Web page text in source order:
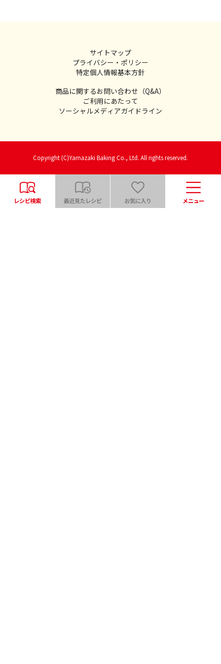
サイトマップ
プライバシー・ポリシー
特定個人情報基本方針
商品に関するお問い合わせ（Q&A）
ご利用にあたって
ソーシャルメディアガイドライン
Copyright (C)Yamazaki Baking Co., Ltd. All rights reserved.
レシピ検索 最近見たレシピ お気に入り メニュー